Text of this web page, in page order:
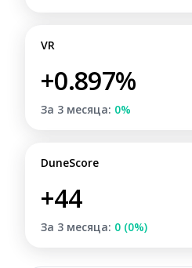
VR
+0.897%
За 3 месяца: 0%
DuneScore
+44
За 3 месяца: 0 (0%)